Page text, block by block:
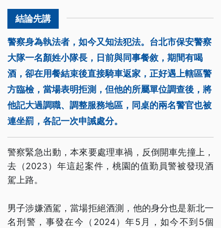
警察身為執法者，如今又知法犯法。台北市保安警察
大隊一名顏姓小隊長，日前與同事餐敘，期間有喝
酒，卻在用餐結束後直接騎車返家，正好遇上轄區警
方臨檢，當場表明拒測，但他的所屬單位調查後，將
他記大過調職、調整服務地區，同桌的兩名警官也被
連坐罰，各記一次申誡處分。
警察緊急出動，本來要處理車禍，反倒開車先撞上，
去（2023）年這起案件，桃園的值勤員警被發現酒
駕上路。
男子涉嫌酒駕，當場拒絕酒測，他的身分也是新北一
名刑警，事發在今（2024）年5月，如今不到5個